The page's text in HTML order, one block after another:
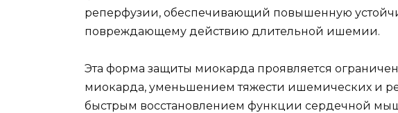
реперфузии, обеспечивающий повышенную
повреждающему действию длительной ишемии.
Эта форма защиты миокарда проявляется
миокарда, уменьшением тяжести ишемических и
быстрым восстановлением функции сердечной